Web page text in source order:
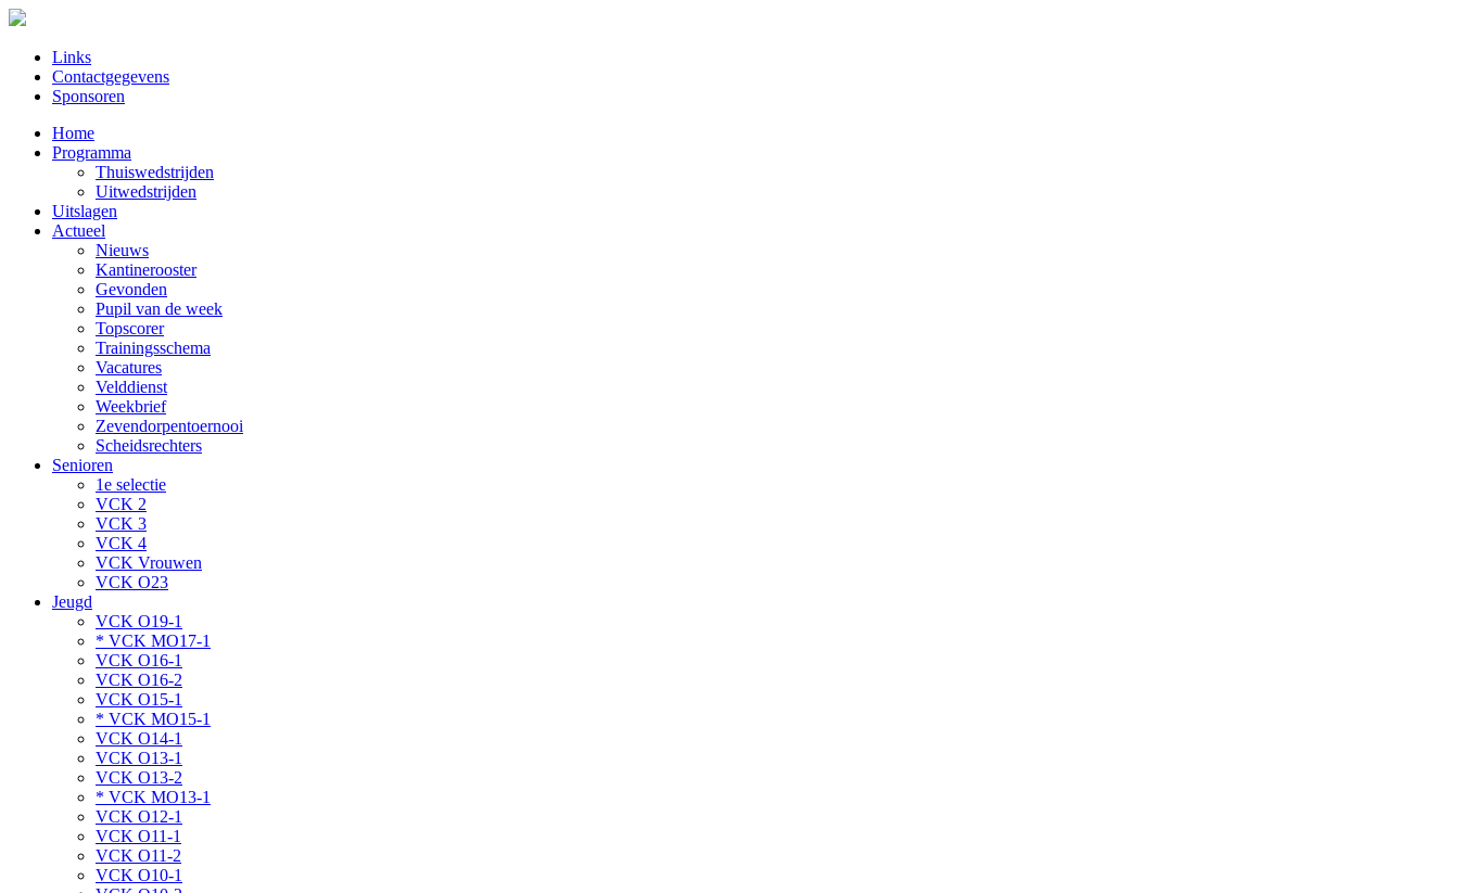
Links
Contactgegevens
Sponsoren
Home
Programma
Thuiswedstrijden
Uitwedstrijden
Uitslagen
Actueel
Nieuws
Kantinerooster
Gevonden
Pupil van de week
Topscorer
Trainingsschema
Vacatures
Velddienst
Weekbrief
Zevendorpentoernooi
Scheidsrechters
Senioren
1e selectie
VCK 2
VCK 3
VCK 4
VCK Vrouwen
VCK O23
Jeugd
VCK O19-1
* VCK MO17-1
VCK O16-1
VCK O16-2
VCK O15-1
* VCK MO15-1
VCK O14-1
VCK O13-1
VCK O13-2
* VCK MO13-1
VCK O12-1
VCK O11-1
VCK O11-2
VCK O10-1